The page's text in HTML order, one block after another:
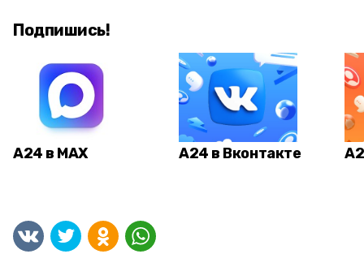
Подпишись!
А24 в MAX А24 в Вконтакте